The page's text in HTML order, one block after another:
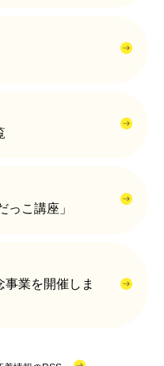
こ講座」
業を開催しま